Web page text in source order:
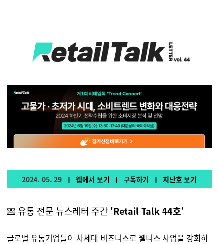
2024. 05. 29 ㅣ 웹에서 보기 ㅣ 구독하기 ㅣ 지난호 보기
💌 유통 전문 뉴스레터 주간 'Retail Talk 44호'
글로벌 유통기업들이 차세대 비즈니스로 웰니스 사업을 강화하